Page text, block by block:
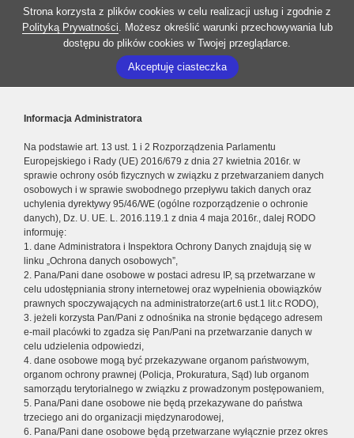
Strona korzysta z plików cookies w celu realizacji usług i zgodnie z
Polityką Prywatności. Możesz określić warunki przechowywania lub
dostępu do plików cookies w Twojej przeglądarce.
Akceptuję ciasteczka
Informacja Administratora
Na podstawie art. 13 ust. 1 i 2 Rozporządzenia Parlamentu
Europejskiego i Rady (UE) 2016/679 z dnia 27 kwietnia 2016r. w
sprawie ochrony osób fizycznych w związku z przetwarzaniem danych
osobowych i w sprawie swobodnego przepływu takich danych oraz
uchylenia dyrektywy 95/46/WE (ogólne rozporządzenie o ochronie
danych), Dz. U. UE. L. 2016.119.1 z dnia 4 maja 2016r., dalej RODO
informuję:
1. dane Administratora i Inspektora Ochrony Danych znajdują się w
linku „Ochrona danych osobowych”,
2. Pana/Pani dane osobowe w postaci adresu IP, są przetwarzane w
celu udostępniania strony internetowej oraz wypełnienia obowiązków
prawnych spoczywających na administratorze(art.6 ust.1 lit.c RODO),
3. jeżeli korzysta Pan/Pani z odnośnika na stronie będącego adresem
e-mail placówki to zgadza się Pan/Pani na przetwarzanie danych w
celu udzielenia odpowiedzi,
4. dane osobowe mogą być przekazywane organom państwowym,
organom ochrony prawnej (Policja, Prokuratura, Sąd) lub organom
samorządu terytorialnego w związku z prowadzonym postępowaniem,
5. Pana/Pani dane osobowe nie będą przekazywane do państwa
trzeciego ani do organizacji międzynarodowej,
6. Pana/Pani dane osobowe będą przetwarzane wyłącznie przez okres